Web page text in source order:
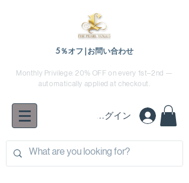
5％オフ|お問い合わせ
Monthly Privilege: 20% OFF on every 1st–2nd —
automatically applied at checkout.
ログイン